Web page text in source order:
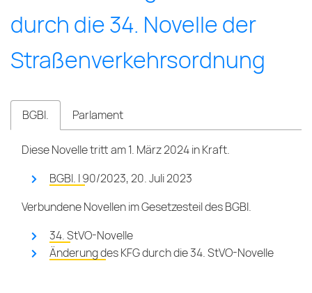
durch die 34. Novelle der
Straßen­ver­kehrs­ord­nung
BGBl. Parlament
Diese Novelle tritt am 1. März 2024 in Kraft.
BGBl. I 90/2023, 20. Juli 2023
Verbundene Novellen im Gesetzesteil des BGBl.
34. StVO-Novelle
Änderung des KFG durch die 34. StVO-Novelle